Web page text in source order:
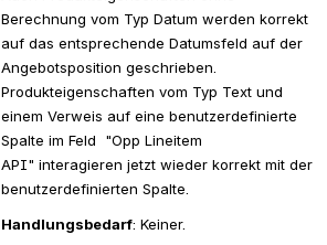
Berechnung vom Typ Datum werden korrekt
auf das entsprechende Datumsfeld auf der
Angebotsposition geschrieben.
Produkteigenschaften vom Typ Text und
einem Verweis auf eine benutzerdefinierte
Spalte im Feld "Opp Lineitem
API" interagieren jetzt wieder korrekt mit der
benutzerdefinierten Spalte.
Handlungsbedarf: Keiner.